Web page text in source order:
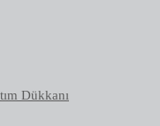
Dükkanı